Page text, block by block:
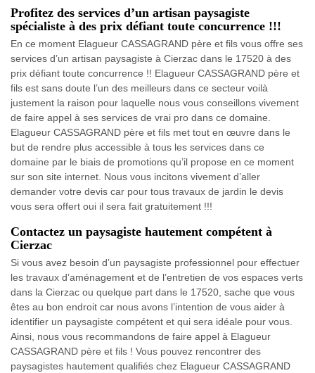
Profitez des services d’un artisan paysagiste
spécialiste à des prix défiant toute concurrence !!!
En ce moment Elagueur CASSAGRAND père et fils vous offre ses
services d’un artisan paysagiste à Cierzac dans le 17520 à des
prix défiant toute concurrence !! Elagueur CASSAGRAND père et
fils est sans doute l’un des meilleurs dans ce secteur voilà
justement la raison pour laquelle nous vous conseillons vivement
de faire appel à ses services de vrai pro dans ce domaine.
Elagueur CASSAGRAND père et fils met tout en œuvre dans le
but de rendre plus accessible à tous les services dans ce
domaine par le biais de promotions qu’il propose en ce moment
sur son site internet. Nous vous incitons vivement d’aller
demander votre devis car pour tous travaux de jardin le devis
vous sera offert oui il sera fait gratuitement !!!
Contactez un paysagiste hautement compétent à
Cierzac
Si vous avez besoin d’un paysagiste professionnel pour effectuer
les travaux d’aménagement et de l’entretien de vos espaces verts
dans la Cierzac ou quelque part dans le 17520, sache que vous
êtes au bon endroit car nous avons l’intention de vous aider à
identifier un paysagiste compétent et qui sera idéale pour vous.
Ainsi, nous vous recommandons de faire appel à Elagueur
CASSAGRAND père et fils ! Vous pouvez rencontrer des
paysagistes hautement qualifiés chez Elagueur CASSAGRAND